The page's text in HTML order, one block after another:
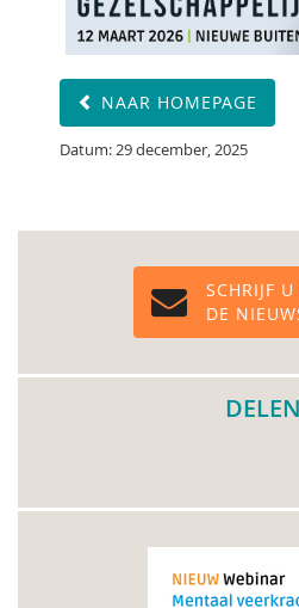
NAAR HOMEPAGE
Datum: 29 december, 2025
SCHRIJF
DE